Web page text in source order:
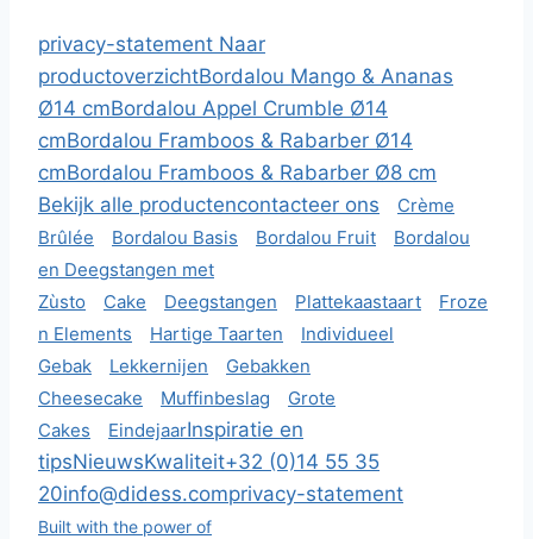
privacy-statement Naar
productoverzichtBordalou Mango & Ananas
Ø14 cmBordalou Appel Crumble Ø14
cmBordalou Framboos & Rabarber Ø14
cmBordalou Framboos & Rabarber Ø8 cm
Bekijk alle productencontacteer ons
Crème
Brûlée
Bordalou Basis Bordalou Fruit
Bordalou
en Deegstangen met
Zùsto
Cake Deegstangen Plattekaastaart
Froze
n Elements
Hartige Taarten
Individueel
Gebak
Lekkernijen
Gebakken
Cheesecake
Muffinbeslag
Grote
Cakes
EindejaarInspiratie en
tipsNieuwsKwaliteit+32 (0)14 55 35
20info@didess.comprivacy-statement
Built with the power of